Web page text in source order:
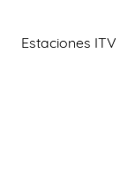
AYUDA
Estaciones